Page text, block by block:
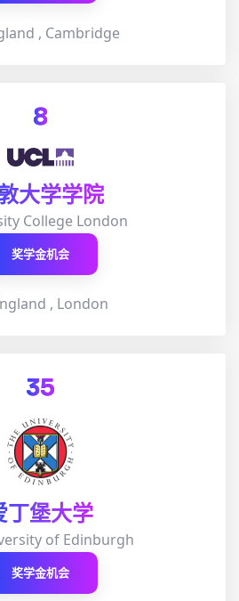
, Cambridge
8
大学学院
College London
奖学金机会
, London
35
丁堡大学
of Edinburgh
奖学金机会